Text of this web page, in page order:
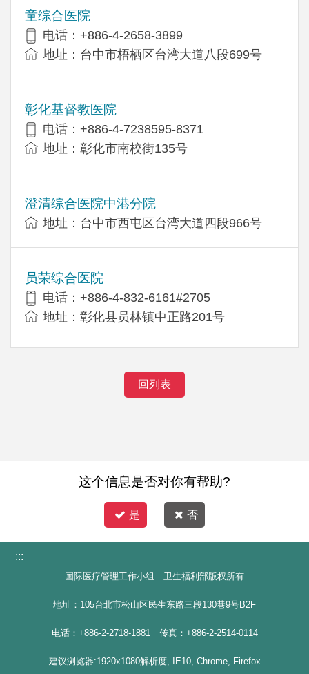
童综合医院
电话：+886-4-2658-3899
地址：台中市梧栖区台湾大道八段699号
彰化基督教医院
电话：+886-4-7238595-8371
地址：彰化市南校街135号
澄清综合医院中港分院
地址：台中市西屯区台湾大道四段966号
员荣综合医院
电话：+886-4-832-6161#2705
地址：彰化县员林镇中正路201号
回列表
这个信息是否对你有帮助?
是 否
:::
国际医疗管理工作小组 卫生福利部版权所有
地址：105台北市松山区民生东路三段130巷9号B2F
电话：+886-2-2718-1881 传真：+886-2-2514-0114
建议浏览器:1920x1080解析度, IE10, Chrome, Firefox